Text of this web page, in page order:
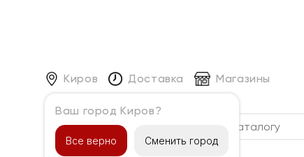
Киров
Ваш город Киров?
Все верно Сменить город
Доставка Магазины
Каталог